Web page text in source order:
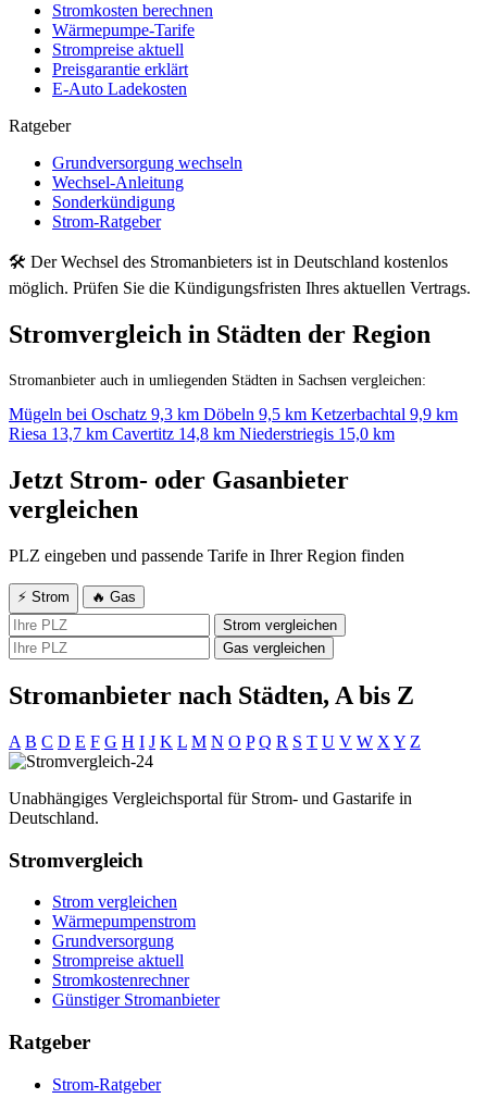
Stromkosten berechnen
Wärmepumpe-Tarife
Strompreise aktuell
Preisgarantie erklärt
E-Auto Ladekosten
Ratgeber
Grundversorgung wechseln
Wechsel-Anleitung
Sonderkündigung
Strom-Ratgeber
🛠 Der Wechsel des Stromanbieters ist in Deutschland kostenlos
möglich. Prüfen Sie die Kündigungsfristen Ihres aktuellen Vertrags.
Stromvergleich in Städten der Region
Stromanbieter auch in umliegenden Städten in Sachsen vergleichen:
Mügeln bei Oschatz 9,3 km Döbeln 9,5 km Ketzerbachtal 9,9 km
Riesa 13,7 km Cavertitz 14,8 km Niederstriegis 15,0 km
Jetzt Strom- oder Gasanbieter
vergleichen
PLZ eingeben und passende Tarife in Ihrer Region finden
⚡ Strom
🔥 Gas
Strom vergleichen
Gas vergleichen
Stromanbieter nach Städten, A bis Z
A B C D E F G H I J K L M N O P Q R S T U V W X Y Z
Unabhängiges Vergleichsportal für Strom- und Gastarife in
Deutschland.
Stromvergleich
Strom vergleichen
Wärmepumpenstrom
Grundversorgung
Strompreise aktuell
Stromkostenrechner
Günstiger Stromanbieter
Ratgeber
Strom-Ratgeber